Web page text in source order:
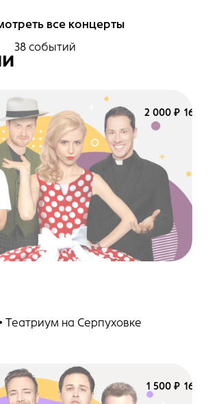
все концерты
38 событий
2 000 ₽ 16+
Театриум на Серпуховке
1 500 ₽ 16+